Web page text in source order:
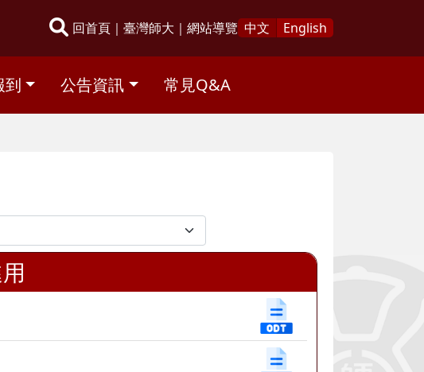
回首頁 ｜ 臺灣師大 ｜ 網站導覽 中文 English
到 公告資訊 常見Q&A